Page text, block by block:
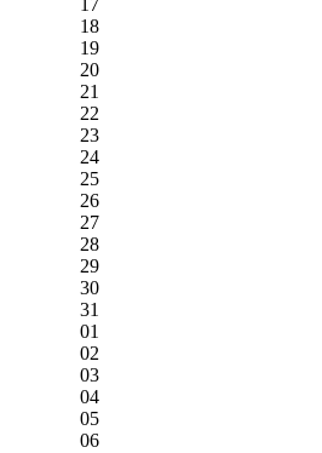
17
18
19
20
21
22
23
24
25
26
27
28
29
30
31
01
02
03
04
05
06